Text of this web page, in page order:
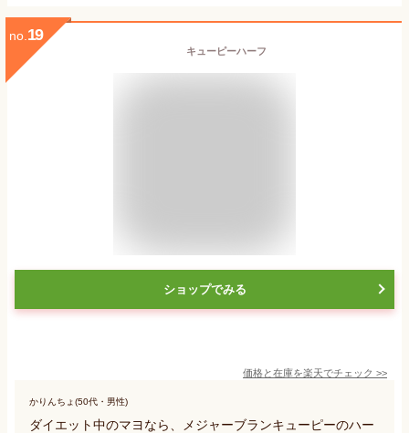
no. 19
キューピーハーフ
ショップでみる
価格と在庫を楽天でチェック >>
かりんちょ(50代・男性)
ダイエット中のマヨなら、メジャーブランキューピーのハー